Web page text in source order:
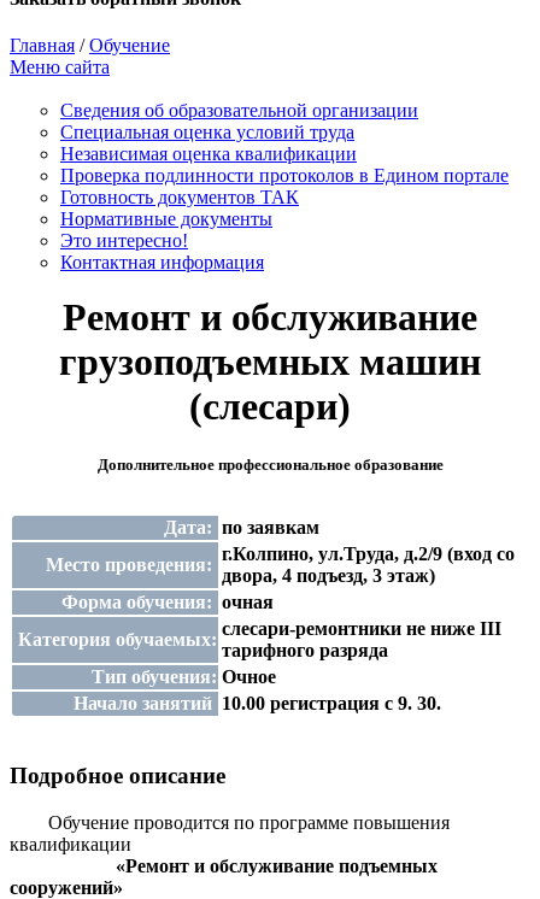
Главная /Обучение
Меню сайта
Сведения об образовательной организации
Cпециальная оценка условий труда
Независимая оценка квалификации
Проверка подлинности протоколов в Едином портале
Готовность документов ТАК
Нормативные документы
Это интересно!
Контактная информация
Ремонт и обслуживание
грузоподъемных машин
(слесари)
Дополнительное профессиональное образование
Дата: по заявкам
Место проведения:
г.Колпино, ул.Труда, д.2/9 (вход со
двора, 4 подъезд, 3 этаж)
Форма обучения: очная
Категория обучаемых:
слесари-ремонтники не ниже III
тарифного разряда
Тип обучения: Очное
Начало занятий 10.00 регистрация с 9. 30.
Подробное описание
Обучение проводится по программе повышения
квалификации
«Ремонт и обслуживание подъемных
сооружений»